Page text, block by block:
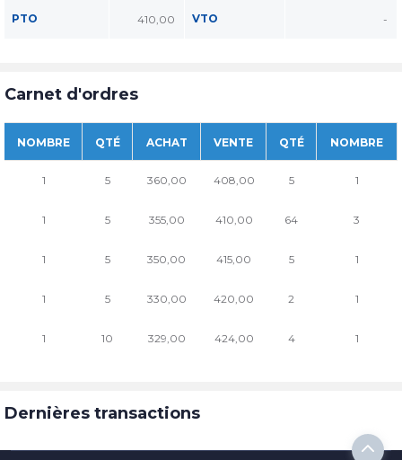
PTO 410,00 VTO -
Carnet d'ordres
NOMBRE QTÉ ACHAT
1 5 360,00
1 5 355,00
1 5 350,00
1 5 330,00
1 10 329,00
VENTE QTÉ NOMBRE
408,00 5 1
410,00 64 3
415,00 5 1
420,00 2 1
424,00 4 1
Dernières transactions